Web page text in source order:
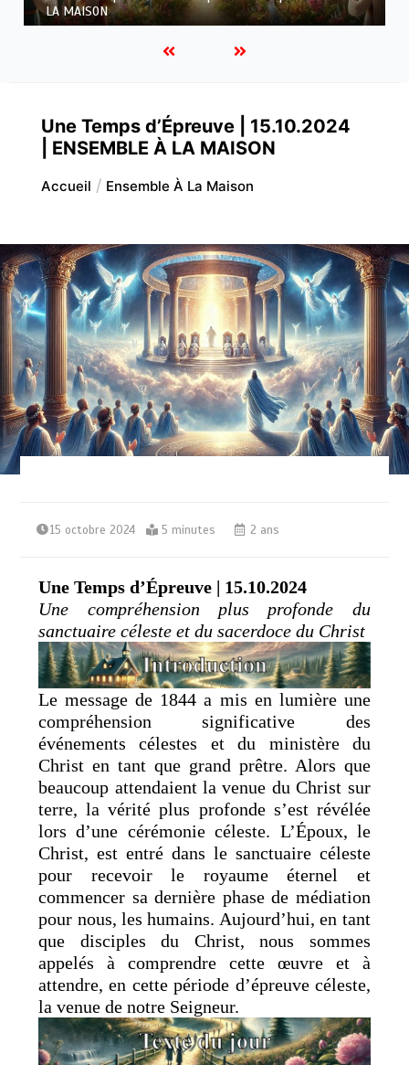
À LA MAISON
Une Temps d’Épreuve | 15.10.2024
| ENSEMBLE À LA MAISON
Accueil Ensemble À La Maison
15 octobre 2024 5 minutes 2 ans
Une Temps d’Épreuve | 15.10.2024
Une compréhension plus profonde du
sanctuaire céleste et du sacerdoce du Christ
Le message de 1844 a mis en lumière une
compréhension significative des
événements célestes et du ministère du
Christ en tant que grand prêtre. Alors que
beaucoup attendaient la venue du Christ sur
terre, la vérité plus profonde s’est révélée
lors d’une cérémonie céleste. L’Époux, le
Christ, est entré dans le sanctuaire céleste
pour recevoir le royaume éternel et
commencer sa dernière phase de médiation
pour nous, les humains. Aujourd’hui, en tant
que disciples du Christ, nous sommes
appelés à comprendre cette œuvre et à
attendre, en cette période d’épreuve céleste,
la venue de notre Seigneur.